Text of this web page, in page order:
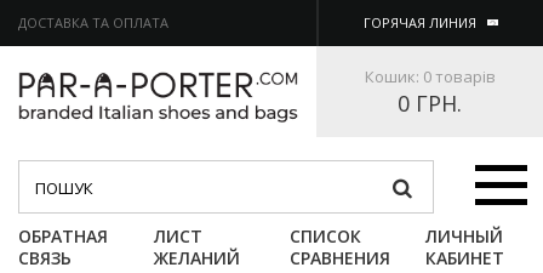
ДОСТАВКА ТА ОПЛАТА ГОРЯЧАЯ ЛИНИЯ
Кошик: 0 товарів
0 ГРН.
Категории
ОБРАТНАЯ
СВЯЗЬ
ЛИСТ
ЖЕЛАНИЙ
СПИСОК
СРАВНЕНИЯ
ЛИЧНЫЙ
КАБИНЕТ